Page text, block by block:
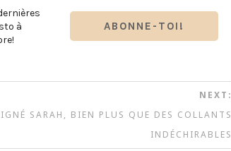
à
NEXT:
SARAH, BIEN PLUS QUE DES COLLANTS
INDÉCHIRABLES